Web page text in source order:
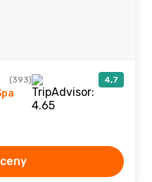
(393) 4,7